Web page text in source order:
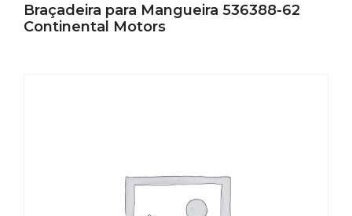
Braçadeira para Mangueira 536388-62
Continental Motors